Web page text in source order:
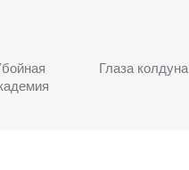
Глаза колдуна